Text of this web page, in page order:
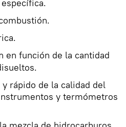
en función de la cantidad
rápido de la calidad del
y termómetros